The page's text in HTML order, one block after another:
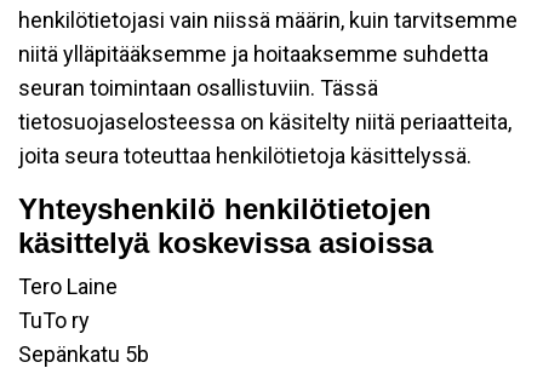
henkilötietojasi vain niissä määrin, kuin tarvitsemme
niitä ylläpitääksemme ja hoitaaksemme suhdetta
seuran toimintaan osallistuviin. Tässä
tietosuojaselosteessa on käsitelty niitä periaatteita,
joita seura toteuttaa henkilötietoja käsittelyssä.
Yhteyshenkilö henkilötietojen
käsittelyä koskevissa asioissa
Tero Laine
TuTo ry
Sepänkatu 5b